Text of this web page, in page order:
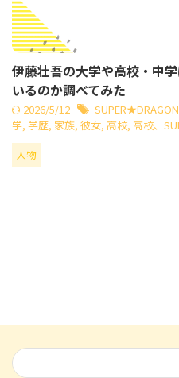
伊藤壮吾の大学や高校・中
いるのか調べてみた
2026/5/12 SUPER★DRAGON
学, 学歴, 家族, 彼女, 高校, 高校、
人物